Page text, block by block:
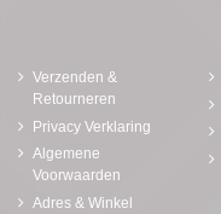
Verzenden &
Retourneren
Privacy Verklaring
Algemene
Voorwaarden
Adres & Winkel